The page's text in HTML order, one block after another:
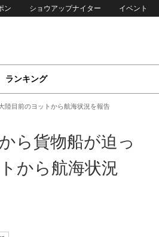
ン ショウアップナイター イベント
ランキング
目前のヨットから航海状況を報告
ら貨物船が迫っ
から航海状況